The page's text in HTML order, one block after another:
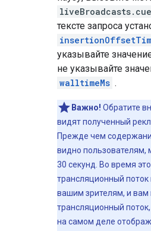
тексте запроса
указывайте
не указывайте
walltimeMs .
Важно! Обратите
видят полученный
Прежде чем
видно пользователям,
30 секунд. Во время
трансляционный
вашим зрителям, и вам
трансляционный
на самом деле